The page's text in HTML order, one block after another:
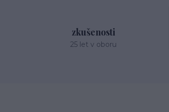
zkušenosti
25 let v oboru